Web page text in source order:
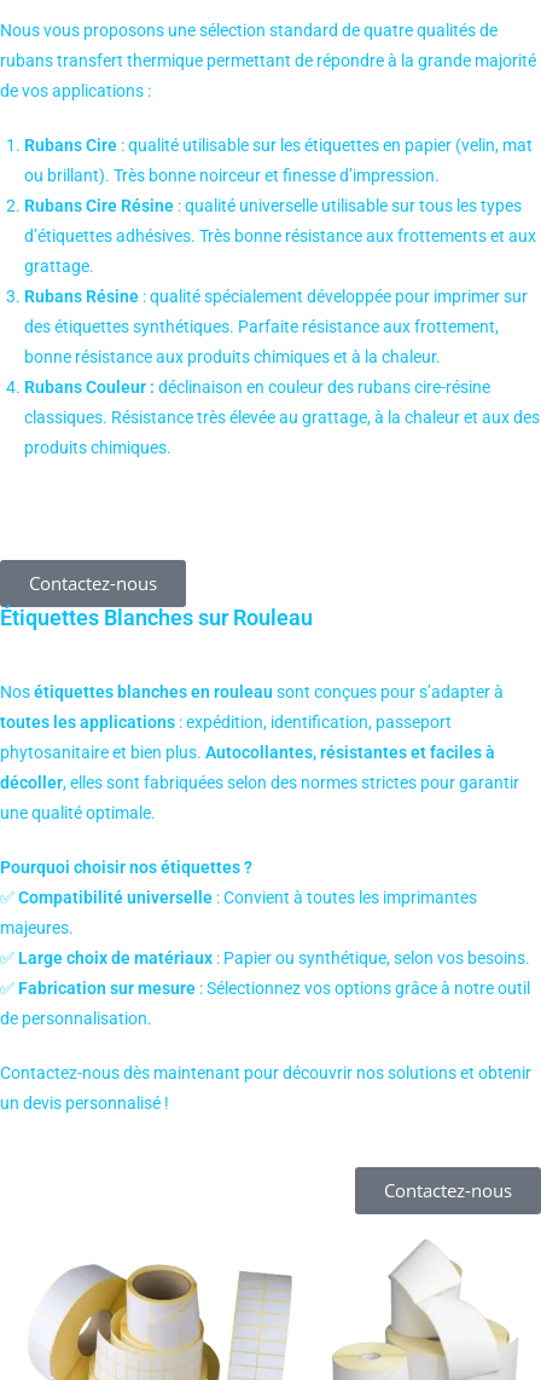
Nous vous proposons une sélection standard de quatre qualités de
rubans transfert thermique permettant de répondre à la grande majorité
de vos applications :
Rubans Cire : qualité utilisable sur les étiquettes en papier (velin, mat
ou brillant). Très bonne noirceur et finesse d’impression.
Rubans Cire Résine : qualité universelle utilisable sur tous les types
d’étiquettes adhésives. Très bonne résistance aux frottements et aux
grattage.
Rubans Résine : qualité spécialement développée pour imprimer sur
des étiquettes synthétiques. Parfaite résistance aux frottement,
bonne résistance aux produits chimiques et à la chaleur.
Rubans Couleur : déclinaison en couleur des rubans cire-résine
classiques. Résistance très élevée au grattage, à la chaleur et aux des
produits chimiques.
Contactez-nous
Étiquettes Blanches sur Rouleau
Nosétiquettes blanches en rouleau sont conçues pour s’adapter à
toutes les applications : expédition, identification, passeport
phytosanitaire et bien plus. Autocollantes, résistantes et faciles à
décoller, elles sont fabriquées selon des normes strictes pour garantir
une qualité optimale.
Pourquoi choisir nos étiquettes ?
✅Compatibilité universelle : Convient à toutes les imprimantes
majeures.
✅ Large choix de matériaux : Papier ou synthétique, selon vos besoins.
✅ Fabrication sur mesure : Sélectionnez vos options grâce à notre outil
de personnalisation.
Contactez-nous dès maintenant pour découvrir nos solutions et obtenir
un devis personnalisé !
Contactez-nous